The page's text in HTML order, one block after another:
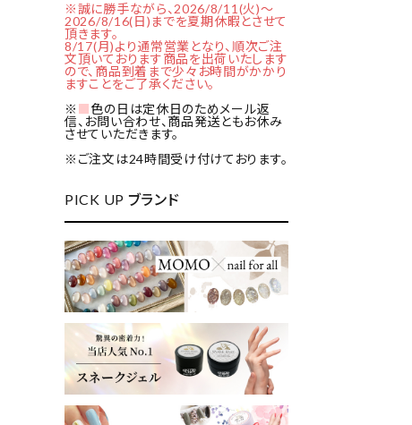
※誠に勝手ながら、2026/8/11(火)～
2026/8/16(日)までを夏期休暇とさせて
頂きます。
8/17(月)より通常営業となり、順次ご注
文頂いております商品を出荷いたします
ので、商品到着まで少々お時間がかかり
ますことをご了承ください。
※ ■色の日は定休日のためメール返
信、お問い合わせ、商品発送ともお休み
させていただきます。
※ご注文は24時間受け付けております。
PICK UP ブランド